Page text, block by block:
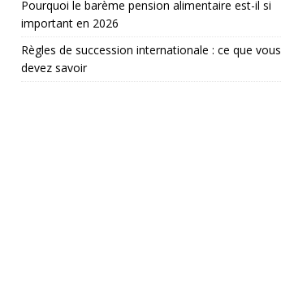
Pourquoi le barème pension alimentaire est-il si
important en 2026
Règles de succession internationale : ce que vous
devez savoir